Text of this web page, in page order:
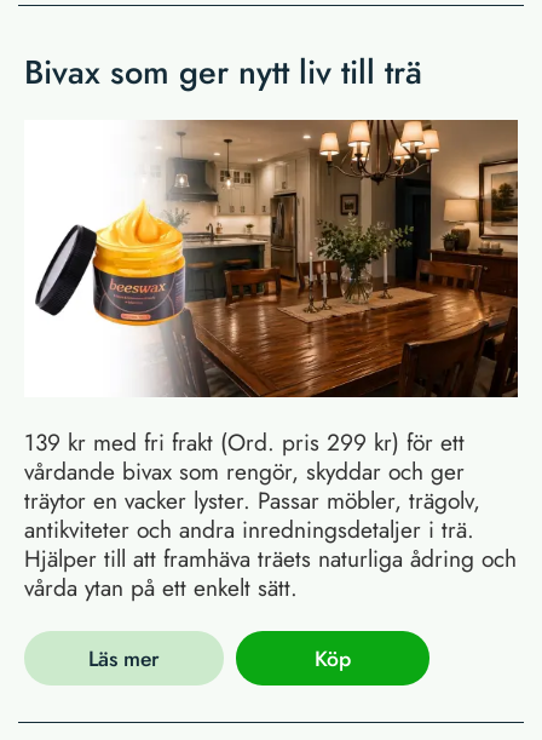
Bivax som ger nytt liv till trä
139 kr med fri frakt (Ord. pris 299 kr) för ett
vårdande bivax som rengör, skyddar och ger
träytor en vacker lyster. Passar möbler, trägolv,
antikviteter och andra inredningsdetaljer i trä.
Hjälper till att framhäva träets naturliga ådring och
vårda ytan på ett enkelt sätt.
Läs mer Köp